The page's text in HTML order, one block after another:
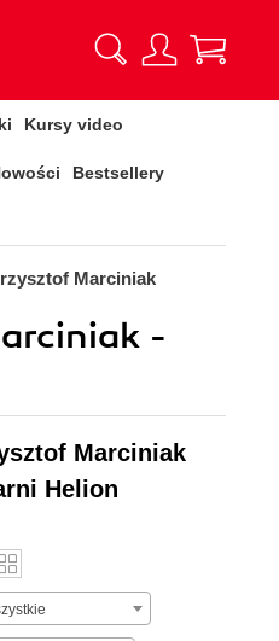
Kursy video
Bestsellery
Marciniak
-
Marciniak
Helion